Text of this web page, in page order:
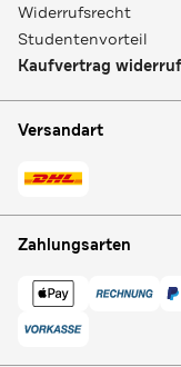
Widerrufsrecht
Studentenvorteil
Kaufvertrag
Versandart
Zahlungsarten